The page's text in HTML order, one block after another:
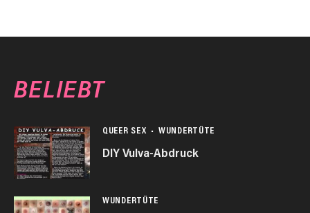
BELIEBT
QUEER SEX WUNDERTÜTE
DIY Vulva-Abdruck
WUNDERTÜTE